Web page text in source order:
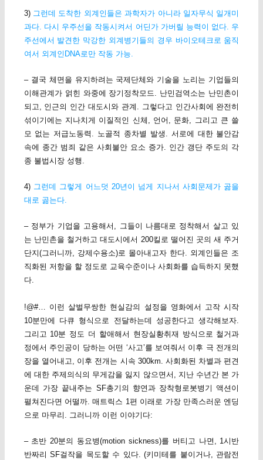
3) 그런데 도착한 외계인들은 과학자가 아니라 일자무식 일개미
과다. 다시 우주선을 작동시켜서 어딘가 가버릴 능력이 없다. 우
주선에서 발견한 막강한 외계병기들의 경우 바이오테크로 움직
여서 외계인DNA로만 작동 가능.
– 결국 체면을 유지하려는 국제단체와 기술을 노리는 기업들의
이해관계가 얽힌 와중에 장기정착모드. 난민검역소는 난민촌이
되고, 인근의 인간 대도시와 관계. 그렇다고 인간사회에 완전히
섞이기에는 지나치게 이질적인 신체, 언어, 문화, 그리고 큰 쓸
모 없는 저급노동력. 노골적 종차별 발생. 서로에 대한 불안감
속에 종간 범죄 같은 사회불안 요소 증가. 인간 갱단 주도의 각
종 불법시장 성행.
4) 그런데 그렇게 어느덧 20년이 넘게 지나서 사회문제가 곪을
대로 곪는다.
– 정부가 기업을 고용해서, 그들이 나름대로 정착해서 살고 있
는 난민촌을 철거하고 대도시에서 200킬로 떨어진 곳의 새 주거
단지(그러니까, 강제수용소)로 몰아내고자 한다. 외계인들은 조
직화된 저항을 할 정도로 교육수준이나 사회화를 습득하지 못했
다.
!@#… 이런 살벌무쌍한 현실감의 설정을 영화에서 고작 시작
10분만에 다큐 형식으로 전달하는데 성공한다고 생각해보자.
그리고 10분 정도 더 할애해서 현장실황취재 방식으로 철거과
정에서 주인공이 당하는 어떤 ‘사고’를 보여줘서 이후 극 전개의
장을 열어내고, 이후 전개는 시속 300km. 사회화된 차별과 편견
에 대한 주제의식의 무게감을 잃지 않으면서, 지난 수년간 본 가
운데 가장 끝내주는 SF총기의 향연과 장착형로봇병기 액션이
펼쳐진다면 어떨까. 매트릭스 1편 이래로 가장 만족스러운 엔딩
으로 마무리. 그러니까 이런 이야기다:
– 초반 20분의 동요병(motion sickness)를 버티고 나면, 1시반
반짜리 SF걸작을 목도할 수 있다. (키미테를 붙이거나, 관람전